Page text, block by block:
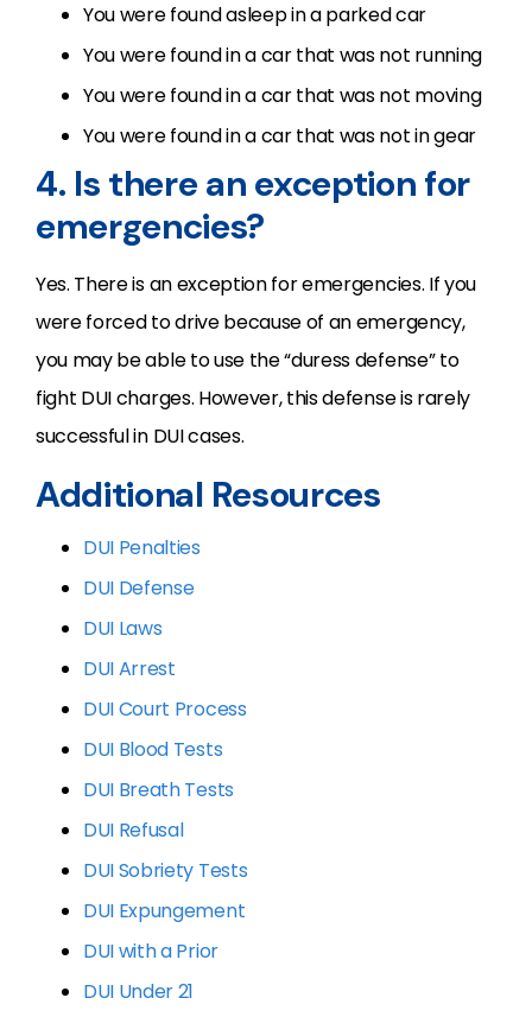
You were found asleep in a parked car
You were found in a car that was not running
You were found in a car that was not moving
You were found in a car that was not in gear
4. Is there an exception for
emergencies?
Yes. There is an exception for emergencies. If you
were forced to drive because of an emergency,
you may be able to use the “duress defense” to
fight DUI charges. However, this defense is rarely
successful in DUI cases.
Additional Resources
DUI Penalties
DUI Defense
DUI Laws
DUI Arrest
DUI Court Process
DUI Blood Tests
DUI Breath Tests
DUI Refusal
DUI Sobriety Tests
DUI Expungement
DUI with a Prior
DUI Under 21